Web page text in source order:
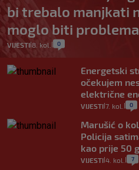
bi trebalo manjkati
moglo biti problema
VIJESTI 8. kol. 0
Energetski
očekujem
električne
VIJESTI 7. kol. 0
Marušić o
Policija
kao prije 50
VIJESTI 4. kol. 7